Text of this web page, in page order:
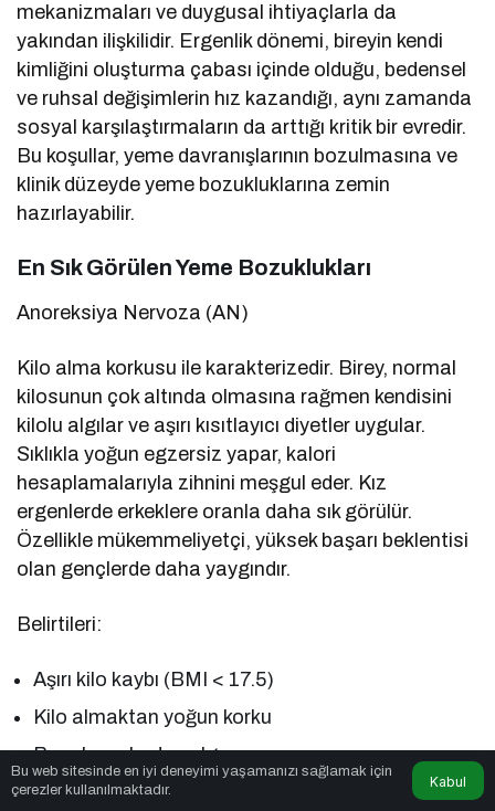
mekanizmaları ve duygusal ihtiyaçlarla da
yakından ilişkilidir. Ergenlik dönemi, bireyin kendi
kimliğini oluşturma çabası içinde olduğu, bedensel
ve ruhsal değişimlerin hız kazandığı, aynı zamanda
sosyal karşılaştırmaların da arttığı kritik bir evredir.
Bu koşullar, yeme davranışlarının bozulmasına ve
klinik düzeyde yeme bozukluklarına zemin
hazırlayabilir.
En Sık Görülen Yeme Bozuklukları
Anoreksiya Nervoza (AN)
Kilo alma korkusu ile karakterizedir. Birey, normal
kilosunun çok altında olmasına rağmen kendisini
kilolu algılar ve aşırı kısıtlayıcı diyetler uygular.
Sıklıkla yoğun egzersiz yapar, kalori
hesaplamalarıyla zihnini meşgul eder. Kız
ergenlerde erkeklere oranla daha sık görülür.
Özellikle mükemmeliyetçi, yüksek başarı beklentisi
olan gençlerde daha yaygındır.
Belirtileri:
Aşırı kilo kaybı (BMI < 17.5)
Kilo almaktan yoğun korku
Bozulmuş beden algısı
Menstrüasyonun durması (amenore)
Bu web sitesinde en iyi deneyimi yaşamanızı sağlamak için
çerezler kullanılmaktadır.
Kabul